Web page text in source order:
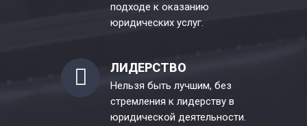
подходе к оказанию
юридических услуг.
ЛИДЕРСТВО
Нельзя быть лучшим, без
стремления к лидерству в
юридической деятельности.